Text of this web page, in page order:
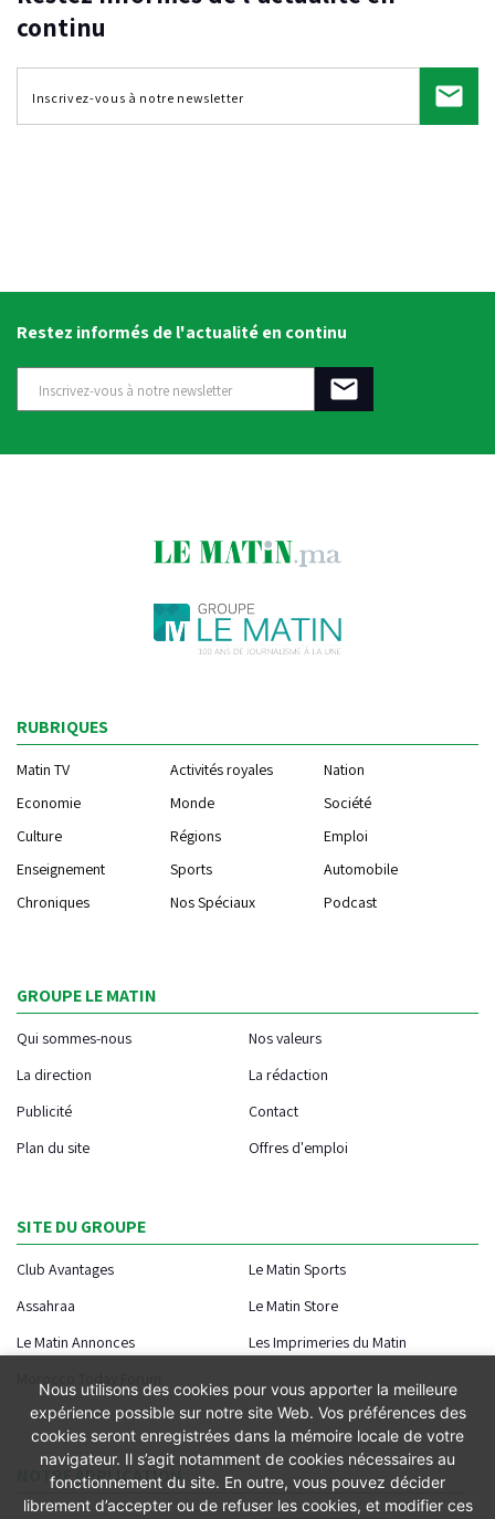
continu
Restez informés de l'actualité en continu
RUBRIQUES
Matin TV Activités royales
Nation
Economie
Monde
Société
Culture
Régions
Emploi
Enseignement
Sports
Automobile
Chroniques
Nos Spéciaux Podcast
GROUPE LE MATIN
Qui sommes-nous
Nos valeurs
La direction
La rédaction
Publicité
Contact
Plan du site
Offres d'emploi
SITE DU GROUPE
Club Avantages
Le Matin Sports
Assahraa
Le Matin Store
Le Matin Annonces
Les Imprimeries du Matin
Morocco Today Forum
NOTRE APPLICATION
Nous utilisons des cookies pour vous apporter la meilleure
expérience possible sur notre site Web. Vos préférences des
cookies seront enregistrées dans la mémoire locale de votre
navigateur. Il s’agit notamment de cookies nécessaires au
fonctionnement du site. En outre, vous pouvez décider
librement d’accepter ou de refuser les cookies, et modifier ces